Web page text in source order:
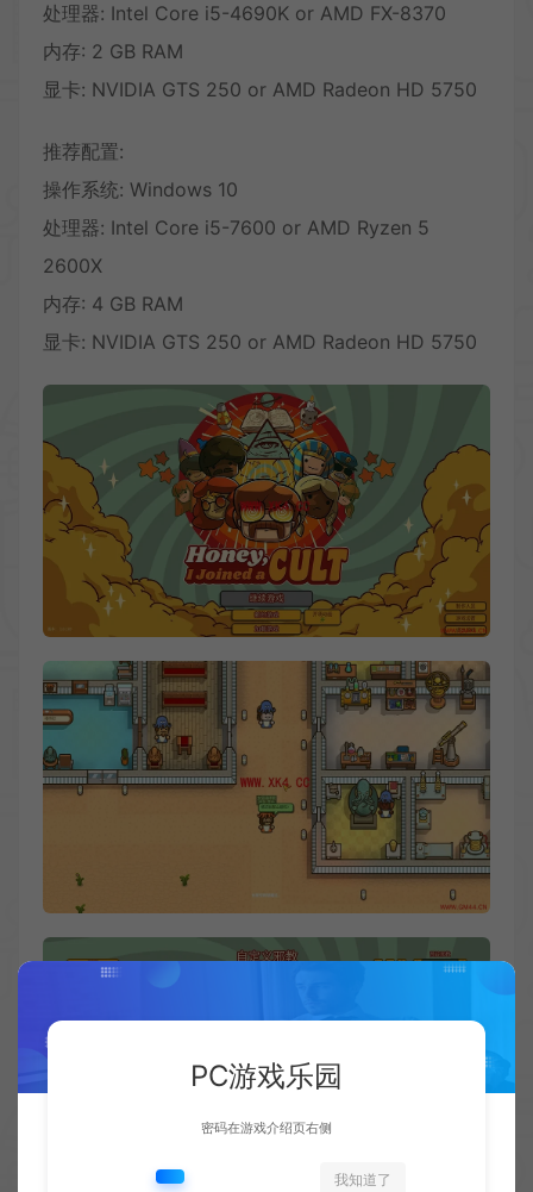
处理器: Intel Core i5-4690K or AMD FX-8370
内存: 2 GB RAM
显卡: NVIDIA GTS 250 or AMD Radeon HD 5750
推荐配置:
操作系统: Windows 10
处理器: Intel Core i5-7600 or AMD Ryzen 5
2600X
内存: 4 GB RAM
显卡: NVIDIA GTS 250 or AMD Radeon HD 5750
PC游戏乐园
密码在游戏介绍页右侧
我知道了